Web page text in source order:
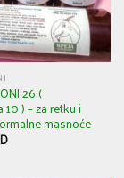
26 (
) – za retku i
masnoće